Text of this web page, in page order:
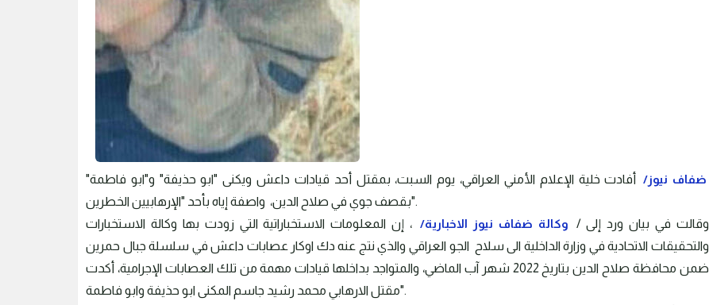
ضفاف نيوز/ أفادت خلية الإعلام الأمني العراقي، يوم السبت، بمقتل أحد قيادات داعش ويكنى "ابو حذيفة" و"ابو فاطمة"
بقصف جوي في صلاح الدين، واصفة إياه بأحد "الإرهابيين الخطرين".
وقالت في بيان ورد إلى /
وكالة ضفاف نيوز الاخبارية/ ، إن المعلومات الاستخباراتية التي زودت بها وكالة الاستخبارات
والتحقيقات الاتحادية في وزارة الداخلية الى سلاح الجو العراقي والذي نتج عنه دك اوكار عصابات داعش في سلسلة جبال حمرين
ضمن محافظة صلاح الدين بتاريخ 2022 شهر آب الماضي، والمتواجد بداخلها قيادات مهمة من تلك العصابات الإجرامية، أكدت
مقتل الارهابي محمد رشيد جاسم المكنى ابو حذيفة وابو فاطمة".